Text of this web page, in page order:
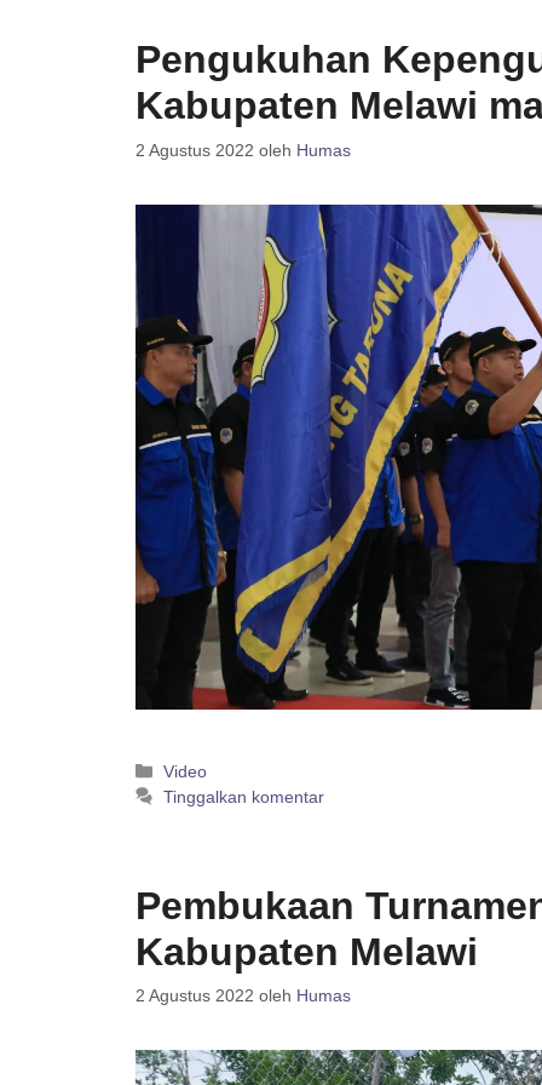
Pengukuhan
Kabupaten Melawi
2 Agustus 2022 oleh Humas
Kategori
Video
Tinggalkan komentar
Pembukaan
Kabupaten Melawi
2 Agustus 2022 oleh Humas